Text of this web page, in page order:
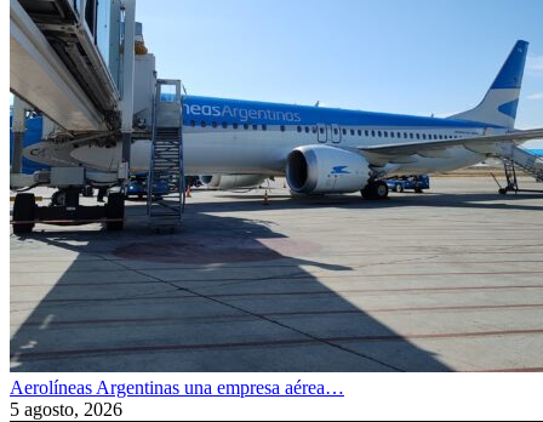
Aerolíneas Argentinas una empresa aérea…
5 agosto, 2026